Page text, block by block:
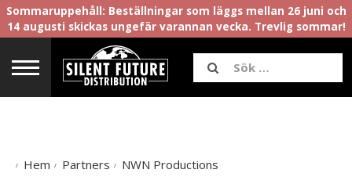
Sommaruppehåll: Beställningar som läggs mellan 26 juni och
14 augusti skickas ungefär varannan vecka. Trevlig sommar!
Hem Partners NWN Productions